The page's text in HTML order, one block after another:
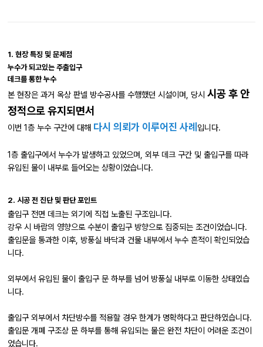
1. 현장 특징 및 문제점
누수가 되고있는 주출입구
데크를 통한 누수
본 현장은 과거 옥상 판넬 방수공사를 수행했던 시설이며, 당시 시공 후 안
정적으로 유지되면서
이번 1층 누수 구간에 대해 다시 의뢰가 이루어진 사례 입니다.
1층 출입구에서 누수가 발생하고 있었으며, 외부 데크 구간 및 출입구를 따라
유입된 물이 내부로 들어오는 상황이었습니다.
2. 시공 전 진단 및 판단 포인트
출입구 전면 데크는 외기에 직접 노출된 구조입니다.
강우 시 바람의 영향으로 수분이 출입구 방향으로 집중되는 조건이었습니다.
출입문을 통과한 이후, 방풍실 바닥과 건물 내부에서 누수 흔적이 확인되었습
니다.
외부에서 유입된 물이 출입구 문 하부를 넘어 방풍실 내부로 이동한 상태였습
니다.
출입구 외부에서 차단방수를 적용할 경우 한계가 명확하다고 판단하였습니다.
출입문 개폐 구조상 문 하부를 통해 유입되는 물은 완전 차단이 어려운 조건이
었습니다.